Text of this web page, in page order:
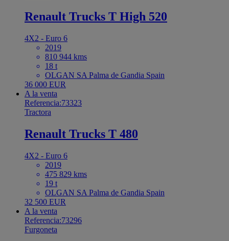
Renault Trucks T High 520
4X2 - Euro 6
2019
810 944 kms
18 t
OLGAN SA Palma de Gandia Spain
36 000 EUR
A la venta
Referencia:73323
Tractora
Renault Trucks T 480
4X2 - Euro 6
2019
475 829 kms
19 t
OLGAN SA Palma de Gandia Spain
32 500 EUR
A la venta
Referencia:73296
Furgoneta